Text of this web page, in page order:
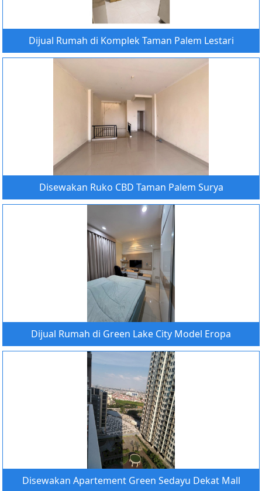
Dijual Rumah di Komplek Taman Palem Lestari
Disewakan Ruko CBD Taman Palem Surya
Dijual Rumah di Green Lake City Model Eropa
Disewakan Apartement Green Sedayu Dekat Mall